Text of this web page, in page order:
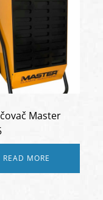
Master
READ MORE